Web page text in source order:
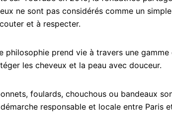
ne sont pas considérés comme un
et à respecter.
philosophie prend vie à travers une gamme
les cheveux et la peau avec douceur.
foulards, chouchous ou bandeaux
responsable et locale entre Paris